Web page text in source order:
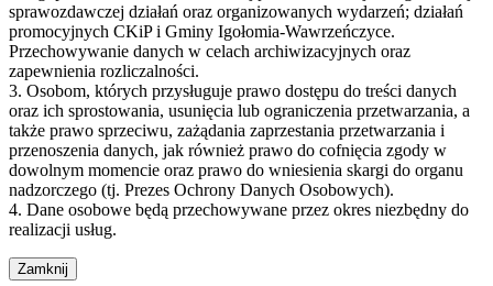
sprawozdawczej działań oraz organizowanych wydarzeń; działań
promocyjnych CKiP i Gminy Igołomia-Wawrzeńczyce.
Przechowywanie danych w celach archiwizacyjnych oraz
zapewnienia rozliczalności.
3. Osobom, których przysługuje prawo dostępu do treści danych
oraz ich sprostowania, usunięcia lub ograniczenia przetwarzania, a
także prawo sprzeciwu, zażądania zaprzestania przetwarzania i
przenoszenia danych, jak również prawo do cofnięcia zgody w
dowolnym momencie oraz prawo do wniesienia skargi do organu
nadzorczego (tj. Prezes Ochrony Danych Osobowych).
4. Dane osobowe będą przechowywane przez okres niezbędny do
realizacji usług.
Zamknij